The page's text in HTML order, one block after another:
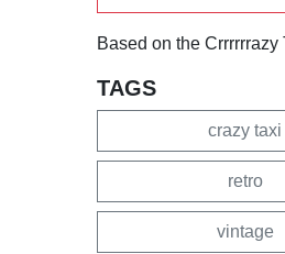
Based on the Crrrrrrazy
TAGS
crazy taxi
retro
vintage